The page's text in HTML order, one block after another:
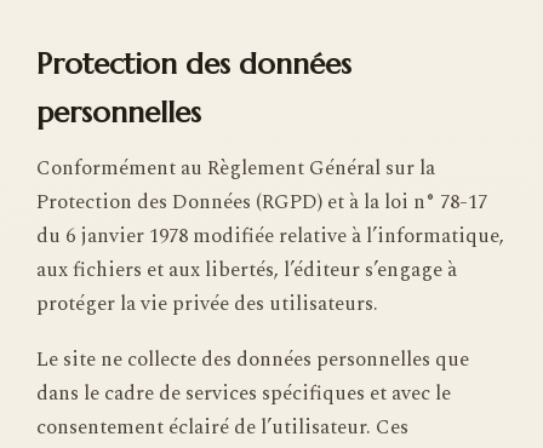
Protection des données
personnelles
Conformément au Règlement Général sur la
Protection des Données (RGPD) et à la loi n° 78-17
du 6 janvier 1978 modifiée relative à l’informatique,
aux fichiers et aux libertés, l’éditeur s’engage à
protéger la vie privée des utilisateurs.
Le site ne collecte des données personnelles que
dans le cadre de services spécifiques et avec le
consentement éclairé de l’utilisateur. Ces